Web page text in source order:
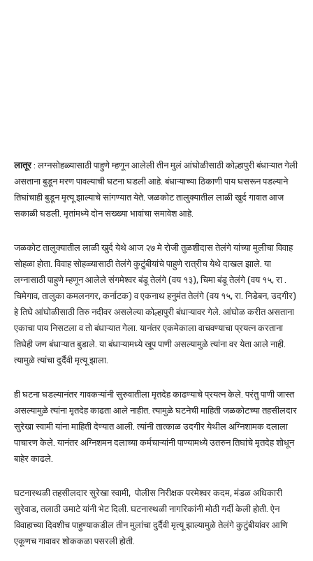
लातूर: लग्नसोहळ्यासाठी पाहुणे म्हणून आलेली तीन मुलं आंघोळीसाठी कोल्हापुरी बंधाऱ्यात गेली
असताना बुडून मरण पावल्याची घटना घडली आहे. बंधाऱ्याच्या ठिकाणी पाय घसरून पडल्याने
तिघांचाही बुडून मृत्यू झाल्याचे सांगण्यात येते. जळकोट तालुक्यातील लाळी खुर्द गावात आज
सकाळी घडली. मृतांमध्ये दोन सख्ख्या भावांचा समावेश आहे.
जळकोट तालुक्यातील लाळी खुर्द येथे आज २७ मे रोजी तुळशीदास तेलंगे यांच्या मुलीचा विवाह
सोहळा होता. विवाह सोहळ्यासाठी तेलंगे कुटुंबीयांचे पाहुणे रात्रीच येथे दाखल झाले. या
लग्नासाठी पाहुणे म्हणून आलेले संगमेश्वर बंडू तेलंगे (वय १३), चिमा बंडू तेलंगे (वय १५, रा .
चिमेगाव, तालुका कमलनगर, कर्नाटक) व एकनाथ हनुमंत तेलंगे (वय १५, रा. निडेबन, उदगीर)
हे तिघे आंघोळीसाठी तिरु नदीवर असलेल्या कोल्हापुरी बंधाऱ्यावर गेले. आंघोळ करीत असताना
एकाचा पाय निसटला व तो बंधाऱ्यात गेला. यानंतर एकमेकाला वाचवण्याचा प्रयत्न करताना
तिघेही जण बंधाऱ्यात बुडाले. या बंधाऱ्यामध्ये खूप पाणी असल्यामुळे त्यांना वर येता आले नाही.
त्यामुळे त्यांचा दुर्दैवी मृत्यू झाला.
ही घटना घडल्यानंतर गावकऱ्यांनी सुरुवातीला मृतदेह काढण्याचे प्रयत्न केले. परंतु पाणी जास्त
असल्यामुळे त्यांना मृतदेह काढता आले नाहीत. त्यामुळे घटनेची माहिती जळकोटच्या तहसीलदार
सुरेखा स्वामी यांना माहिती देण्यात आली. त्यांनी तात्काळ उदगीर येथील अग्निशामक दलाला
पाचारण केले. यानंतर अग्निशमन दलाच्या कर्मचाऱ्यांनी पाण्यामध्ये उतरुन तिघांचे मृतदेह शोधून
बाहेर काढले.
घटनास्थळी तहसीलदार सुरेखा स्वामी, पोलीस निरीक्षक परमेश्वर कदम, मंडळ अधिकारी
सुरेवाड, तलाठी उमाटे यांनी भेट दिली. घटनास्थळी नागरिकांनी मोठी गर्दी केली होती. ऐन
विवाहाच्या दिवशीच पाहुण्याकडील तीन मुलांचा दुर्दैवी मृत्यू झाल्यामुळे तेलंगे कुटुंबीयांवर आणि
एकूणच गावावर शोककळा पसरली होती.